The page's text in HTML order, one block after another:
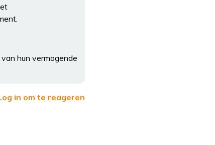
hun vermogende
in om te reageren